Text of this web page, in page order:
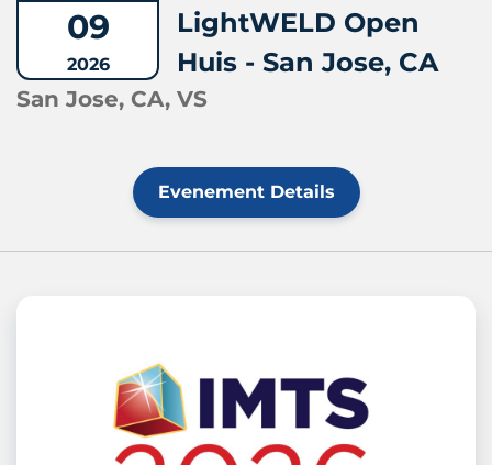
09
2026
LightWELD Open
Huis - San Jose, CA
San Jose, CA, VS
Evenement Details